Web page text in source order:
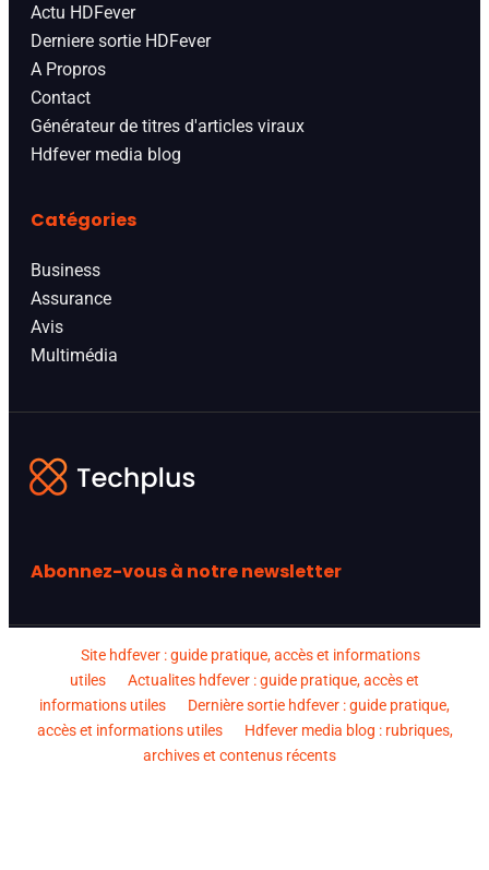
Actu HDFever
Derniere sortie HDFever
A Propros
Contact
Générateur de titres d'articles viraux
Hdfever media blog
Catégories
Business
Assurance
Avis
Multimédia
Abonnez-vous à notre newsletter
Site hdfever : guide pratique, accès et informations
utiles
Actualites hdfever : guide pratique, accès et
informations utiles
Dernière sortie hdfever : guide pratique,
accès et informations utiles
Hdfever media blog : rubriques,
archives et contenus récents